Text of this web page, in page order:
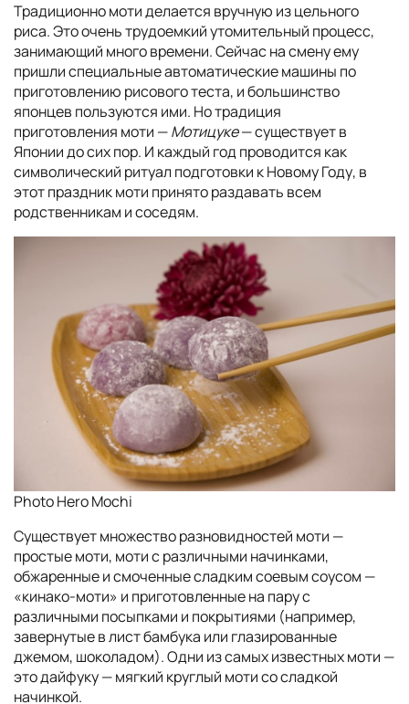
Традиционно моти делается вручную из цельного
риса. Это очень трудоемкий утомительный процесс,
занимающий много времени. Сейчас на смену ему
пришли специальные автоматические машины по
приготовлению рисового теста, и большинство
японцев пользуются ими. Но традиция
приготовления моти —Мотицуке— существует в
Японии до сих пор. И каждый год проводится как
символический ритуал подготовки к Новому Году, в
этот праздник моти принято раздавать всем
родственникам и соседям.
Photo Hero Mochi
Существует множество разновидностей моти —
простые моти, моти с различными начинками,
обжаренные и смоченные сладким соевым соусом —
«кинако-моти» и приготовленные на пару с
различными посыпками и покрытиями (например,
завернутые в лист бамбука или глазированные
джемом, шоколадом). Одни из самых известных моти —
это дайфуку — мягкий круглый моти со сладкой
начинкой.